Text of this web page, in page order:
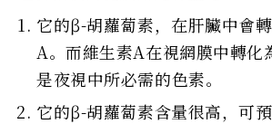
它的β-胡蘿蔔素，在肝臟中會
A。而維生素A在視網膜中轉化
是夜視中所必需的色素。
它的β-胡蘿蔔素含量很高，可